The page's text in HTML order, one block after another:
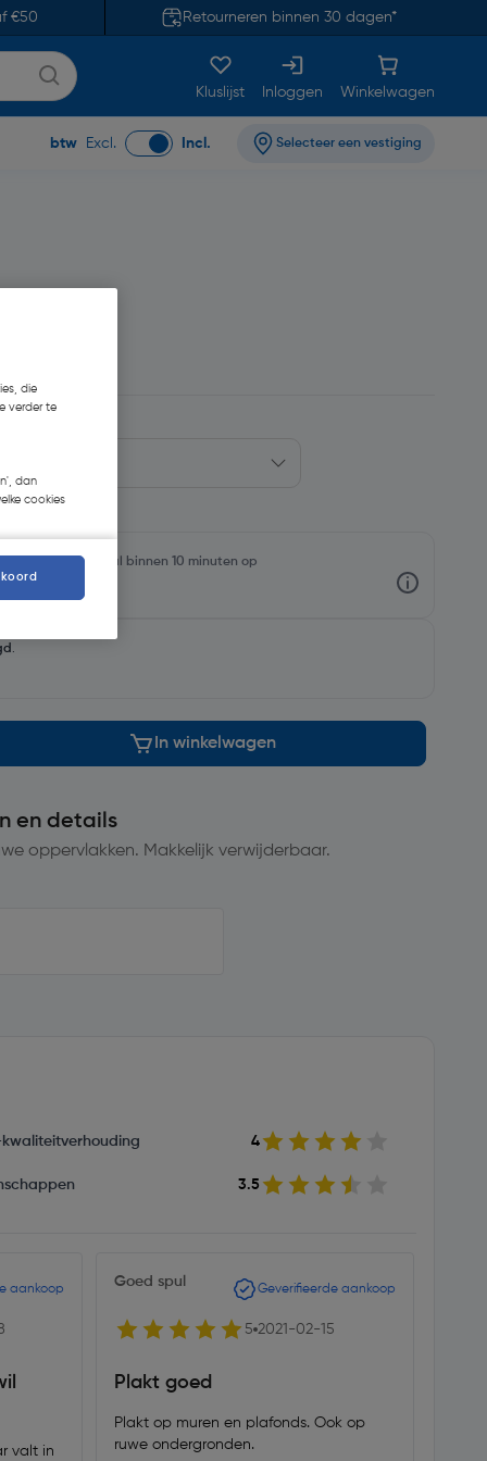
€50 Retourneren binnen 30 dagen*
Kluslijst Inloggen Winkelwagen
btw Excl. Incl. Selecteer een vestiging
en haal binnen 10 minuten op
.
In winkelwagen
en details
oppervlakken. Makkelijk verwijderbaar.
kwaliteitverhouding 4
3.5
aankoop
valt in
Goed spul Geverifieerde aankoop
5 2021-02-15
Plakt goed
Plakt op muren en plafonds. Ook op
ruwe ondergronden.
die
verder te
dan
cookies